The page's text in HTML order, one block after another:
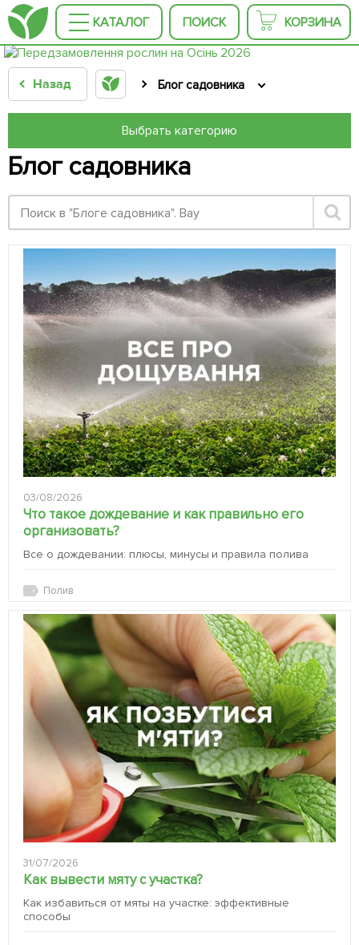
КАТАЛОГ ПОИСК КОРЗИНА
Назад Блог садовника
Выбрать категорию
Блог садовника
03/08/2026
Что такое дождевание и как правильно его
организовать?
Все о дождевании: плюсы, минусы и правила полива
Полив
31/07/2026
Как вывести мяту с участка?
Как избавиться от мяты на участке: эффективные
способы